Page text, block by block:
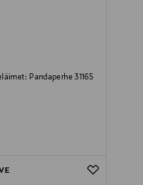
Pandaperhe 31165